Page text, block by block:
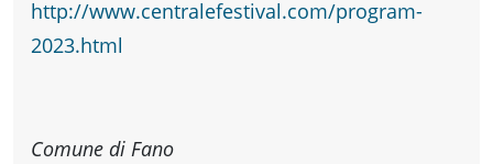
http://www.centralefestival.com/program-
2023.html
Comune di Fano